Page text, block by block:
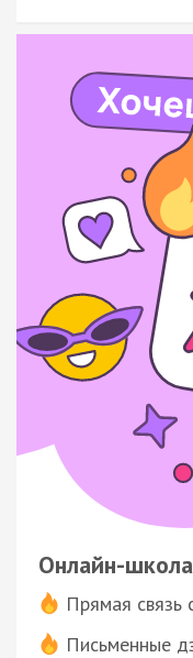
Онлайн-
Прямая связь
Письменные